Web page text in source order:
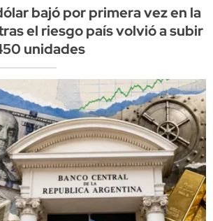
bajó por primera vez en la
el riesgo país volvió a subir
unidades